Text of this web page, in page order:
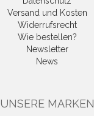
Versand und Kosten
Widerrufsrecht
Wie bestellen?
Newsletter
News
UNSERE MARKEN